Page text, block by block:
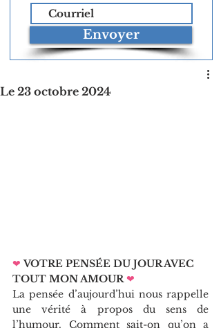
Envoyer
Le 23 octobre 2024
❤ VOTRE PENSÉE DU JOUR AVEC
TOUT MON AMOUR ❤
La pensée d’aujourd’hui nous rappelle
une vérité à propos du sens de
l’humour. Comment sait-on qu’on a